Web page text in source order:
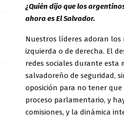
¿Quién dijo que los
ahora es El Salvador.
Nuestros líderes adoran los
izquierda o de derecha. El
redes sociales durante esta
salvadoreño de seguridad,
oposición para no tener que
proceso parlamentario, y
comisiones, y la dinámica